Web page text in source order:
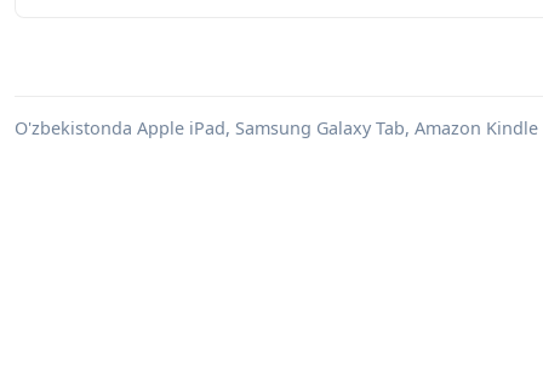
O'zbekistonda Apple iPad, Samsung Galaxy Tab, Amazon